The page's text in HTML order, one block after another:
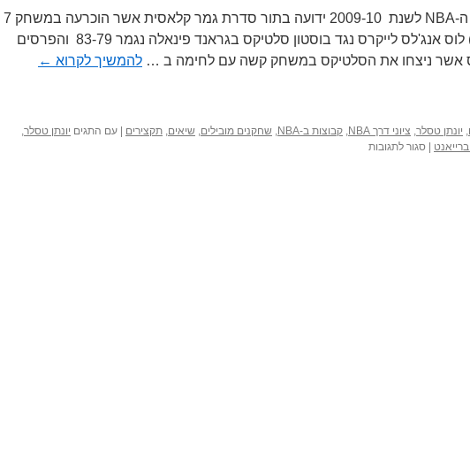
–
טסלר
סדרת הגמר של ה-NBA לשנת 2009-10 ידועה בתור סדרת גמר קלאסית אשר הוכרעה במשחק 7
(בסוף נגמר 4-3) לוס אנג'לס לייקרס נגד בוסטון סלטיקס בגראנד פינאלה נגמר 83-79 והפרסים
אשר ניצחו את הסלטיקס במשחק קשה עם לחימה ב … להמשיך לקרוא ←
, יונתן טסלר, ציוני דרך NBA , קבוצות ב-NBA , שחקנים מובילים, שיאים, תקצירים עם התגים יונתן טסלר,
סגור לתגובותעל